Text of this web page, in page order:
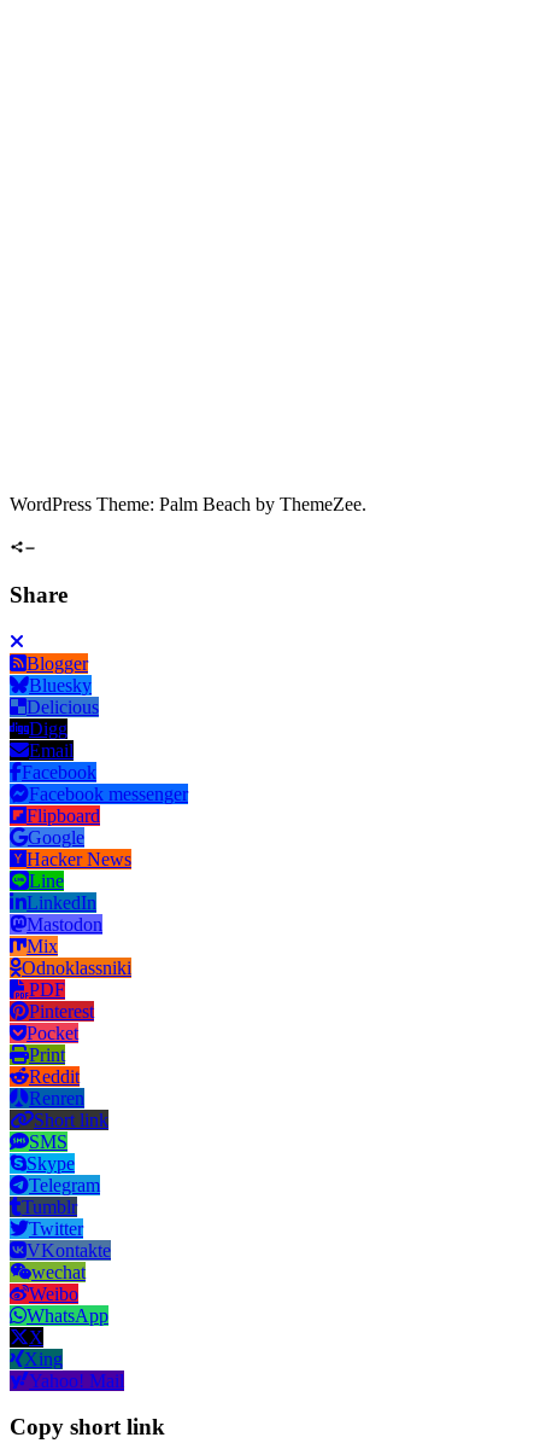
WordPress Theme: Palm Beach by ThemeZee.
Share
Blogger
Bluesky
Delicious
Digg
Email
Facebook
Facebook messenger
Flipboard
Google
Hacker News
Line
LinkedIn
Mastodon
Mix
Odnoklassniki
PDF
Pinterest
Pocket
Print
Reddit
Renren
Short link
SMS
Skype
Telegram
Tumblr
Twitter
VKontakte
wechat
Weibo
WhatsApp
X
Xing
Yahoo! Mail
Copy short link